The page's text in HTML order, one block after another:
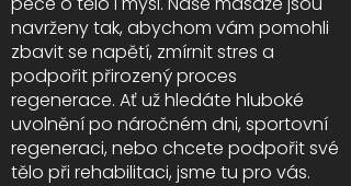
navrženy tak, abychom vám pomohli
zbavit se napětí, zmírnit stres a
podpořit přirozený proces
regenerace. Ať už hledáte hluboké
uvolnění po náročném dni, sportovní
regeneraci, nebo chcete podpořit své
tělo při rehabilitaci, jsme tu pro vás.